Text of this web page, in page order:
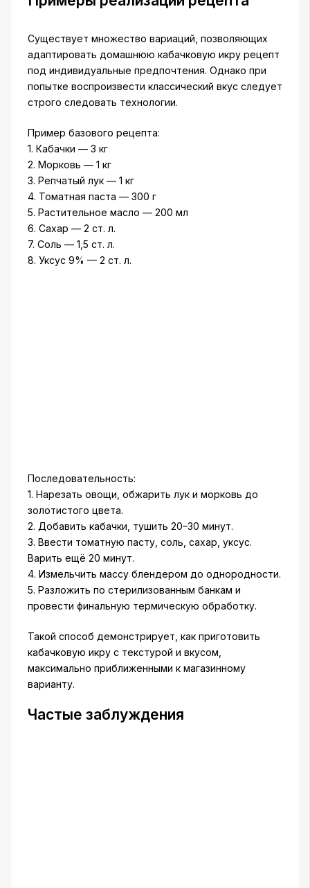
Существует множество вариаций, позволяющих
адаптировать домашнюю кабачковую икру рецепт
под индивидуальные предпочтения. Однако при
попытке воспроизвести классический вкус следует
строго следовать технологии.
Пример базового рецепта:
1. Кабачки — 3 кг
2. Морковь — 1 кг
3. Репчатый лук — 1 кг
4. Томатная паста — 300 г
5. Растительное масло — 200 мл
6. Сахар — 2 ст. л.
7. Соль — 1,5 ст. л.
8. Уксус 9% — 2 ст. л.
Последовательность:
1. Нарезать овощи, обжарить лук и морковь до
золотистого цвета.
2. Добавить кабачки, тушить 20–30 минут.
3. Ввести томатную пасту, соль, сахар, уксус.
Варить ещё 20 минут.
4. Измельчить массу блендером до однородности.
5. Разложить по стерилизованным банкам и
провести финальную термическую обработку.
Такой способ демонстрирует, как приготовить
кабачковую икру с текстурой и вкусом,
максимально приближенными к магазинному
варианту.
Частые заблуждения